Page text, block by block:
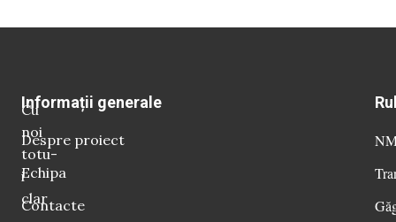
Cu
noi
totu-
i
clar
Informații generale
Despre proiect
Echipa
Contacte